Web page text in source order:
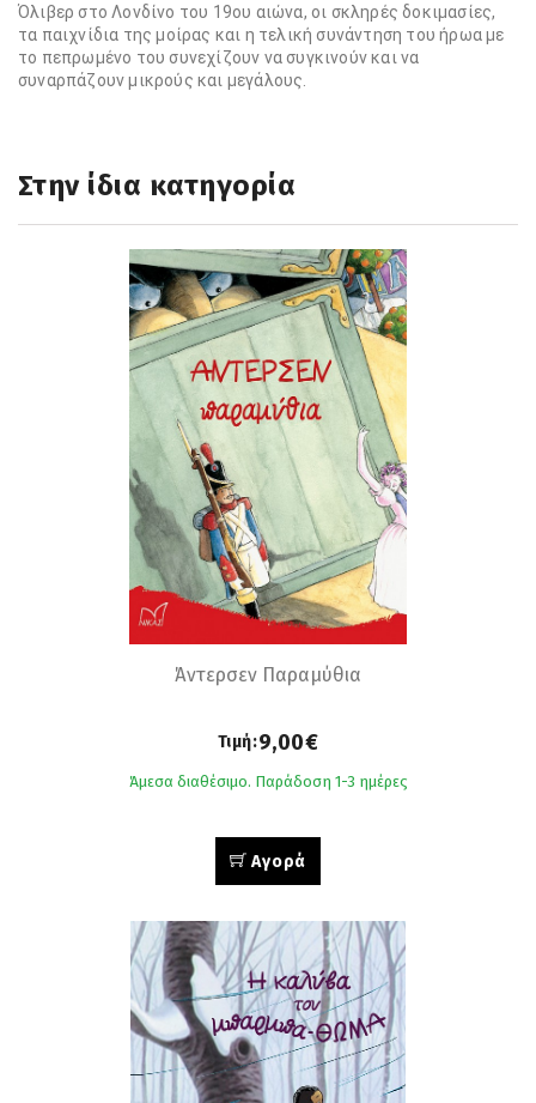
Όλιβερ στο Λονδίνο του 19ου αιώνα, οι σκληρές δοκιμασίες,
τα παιχνίδια της μοίρας και η τελική συνάντηση του ήρωα με
το πεπρωμένο του συνεχίζουν να συγκινούν και να
συναρπάζουν μικρούς και μεγάλους.
Στην ίδια κατηγορία
Άντερσεν Παραμύθια
Τιμή:9,00€
Άμεσα διαθέσιμο. Παράδοση 1-3 ημέρες
Αγορά